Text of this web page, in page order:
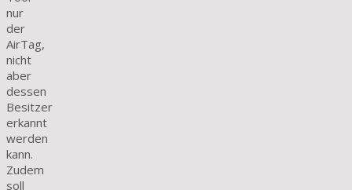
nur
der
AirTag,
nicht
aber
dessen
Besitzer
erkannt
werden
kann.
Zudem
soll